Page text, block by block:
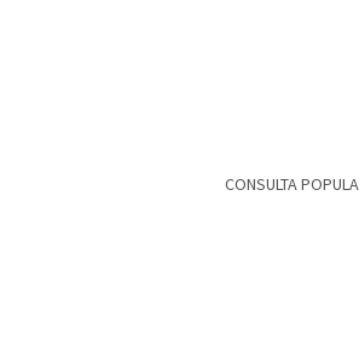
CONSULTA